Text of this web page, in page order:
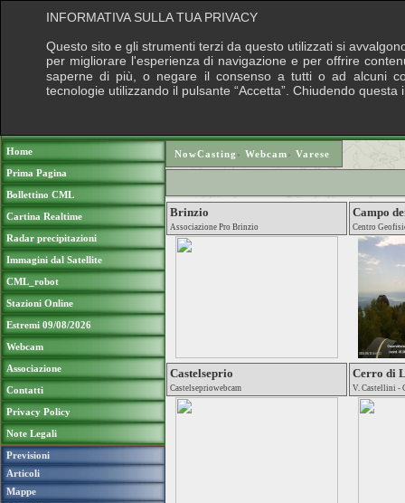
Home
Prima Pagina
Bollettino CML
Cartina Realtime
Radar precipitazioni
Immagini dal Satellite
CML_robot
Stazioni Online
Estremi 09/08/2026
Webcam
Associazione
Contatti
Privacy Policy
Note Legali
Previsioni
Articoli
Mappe
NowCasting › Webcam› Varese
Brinzio
Associazione Pro Brinzio
Campo
Centro
Castelseprio
Castelsepriowebcam
Cerro di
V. Castellini -
INFORMATIVA SULLA TUA PRIVACY
Questo sito e gli strumenti terzi da questo utilizzati si
per migliorare l'esperienza di navigazione e per offrire
saperne di più, o negare il consenso a tutti o ad alcuni
tecnologie utilizzando il pulsante “Accetta”. Chiudendo